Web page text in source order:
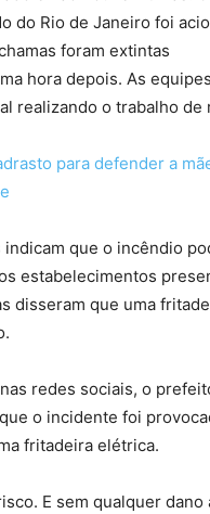
do Rio de Janeiro foi
foram extintas
hora depois. As
realizando o trabalho de
para defender a
que o incêndio
estabelecimentos
disseram que uma
redes sociais, o
o incidente foi
fritadeira elétrica.
E sem qualquer dano